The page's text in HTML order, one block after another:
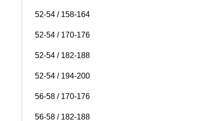
52-54 / 158-164
52-54 / 170-176
52-54 / 182-188
52-54 / 194-200
56-58 / 170-176
56-58 / 182-188